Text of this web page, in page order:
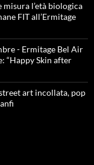
l’età biologica
FIT all’Ermitage
- Ermitage Bel Air
“Happy Skin after
art incollata, pop